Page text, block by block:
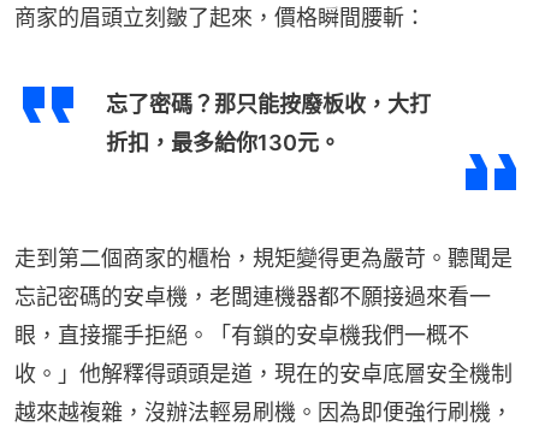
商家的眉頭立刻皺了起來，價格瞬間腰斬：
忘了密碼？那只能按廢板收，大打
折扣，最多給你130元。
走到第二個商家的櫃枱，規矩變得更為嚴苛。聽聞是
忘記密碼的安卓機，老闆連機器都不願接過來看一
眼，直接擺手拒絕。「有鎖的安卓機我們一概不
收。」他解釋得頭頭是道，現在的安卓底層安全機制
越來越複雜，沒辦法輕易刷機。因為即便強行刷機，